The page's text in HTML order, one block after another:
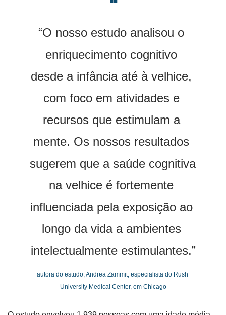
“O nosso estudo analisou o
enriquecimento cognitivo
desde a infância até à velhice,
com foco em atividades e
recursos que estimulam a
mente. Os nossos resultados
sugerem que a saúde cognitiva
na velhice é fortemente
influenciada pela exposição ao
longo da vida a ambientes
intelectualmente estimulantes.”
autora do estudo, Andrea Zammit, especialista do Rush
University Medical Center, em Chicago